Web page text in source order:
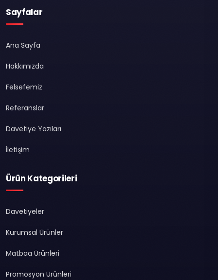
Sayfalar
Ana Sayfa
Hakkımızda
Felsefemiz
Referanslar
Davetiye Yazıları
İletişim
Ürün Kategorileri
Davetiyeler
Kurumsal Ürünler
Matbaa Ürünleri
Promosyon Ürünleri